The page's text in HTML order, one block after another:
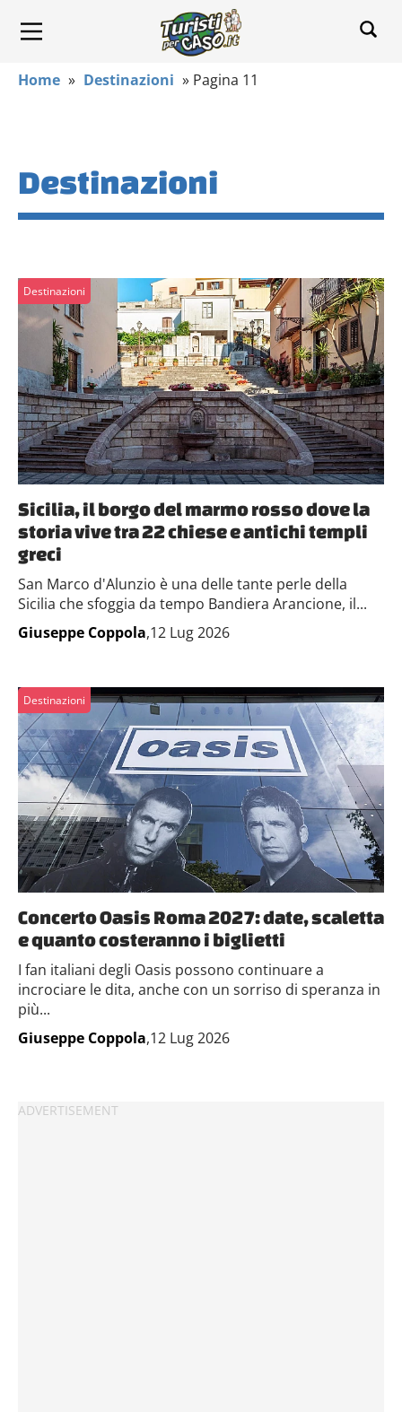
Home » Destinazioni » Pagina 11
Destinazioni
Destinazioni
Sicilia, il borgo del marmo rosso dove la
storia vive tra 22 chiese e antichi templi
greci
San Marco d'Alunzio è una delle tante perle della
Sicilia che sfoggia da tempo Bandiera Arancione, il...
Giuseppe Coppola,12 Lug 2026
Destinazioni
Concerto Oasis Roma 2027: date, scaletta
e quanto costeranno i biglietti
I fan italiani degli Oasis possono continuare a
incrociare le dita, anche con un sorriso di speranza in
più...
Giuseppe Coppola,12 Lug 2026